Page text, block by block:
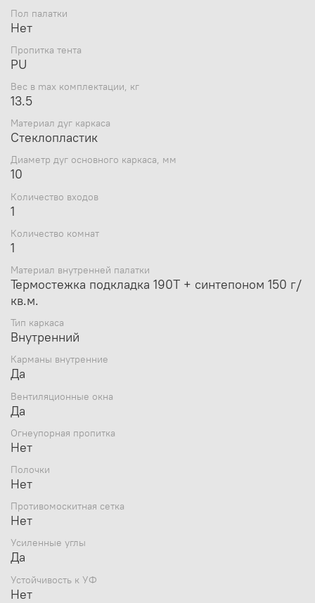
Пол палатки
Нет
Пропитка тента
PU
Вес в max комплектации, кг
13.5
Материал дуг каркаса
Стеклопластик
Диаметр дуг основного каркаса, мм
10
Количество входов
1
Количество комнат
1
Материал внутренней палатки
Термостежка подкладка 190Т + синтепоном 150 г/
кв.м.
Тип каркаса
Внутренний
Карманы внутренние
Да
Вентиляционные окна
Да
Огнеупорная пропитка
Нет
Полочки
Нет
Противомоскитная сетка
Нет
Усиленные углы
Да
Устойчивость к УФ
Нет